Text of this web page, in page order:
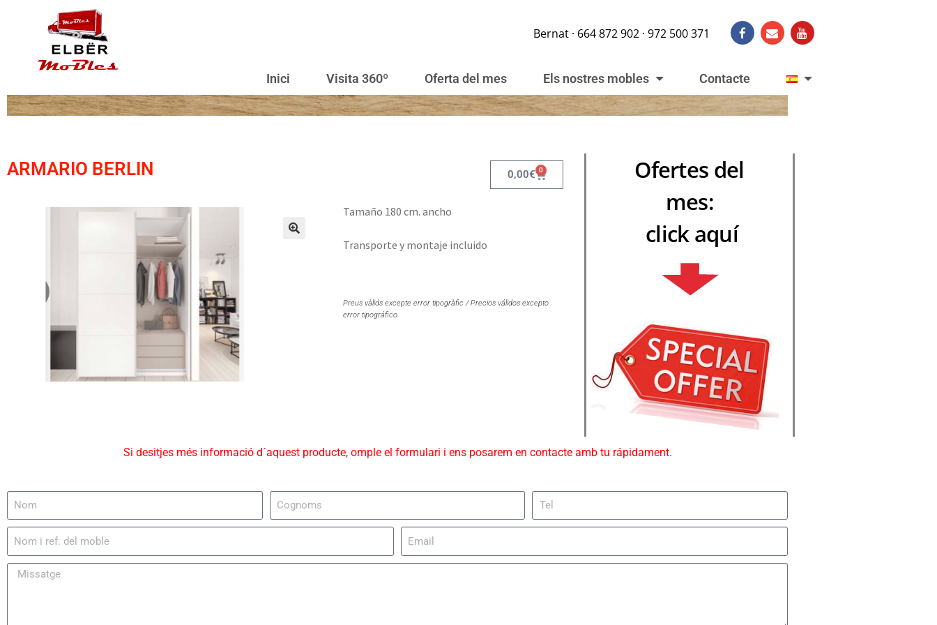
Bernat · 664 872 902 · 972 500 371
Inici Visita 360º Oferta del mes Els nostres mobles Contacte
ARMARIO BERLIN 0,00€ 0
Tamaño 180 cm. ancho
Transporte y montaje incluido
Preus vàlids excepte error tipogràfic / Precios válidos excepto
error tipográfico
Ofertes del
mes:
click aquí
Si desitjes més informació d´aquest producte, omple el formulari i ens posarem en contacte amb tu rápidament.